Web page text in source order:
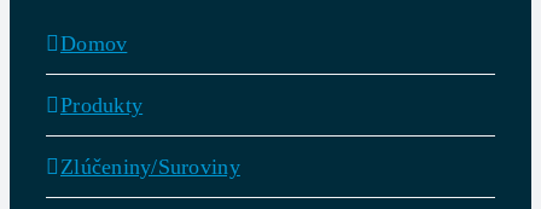
Domov
Produkty
Zlúčeniny/Suroviny